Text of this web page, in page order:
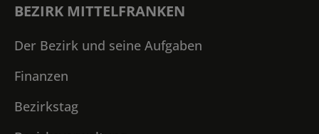
BEZIRK MITTELFRANKEN
Der Bezirk und seine Aufgaben
Finanzen
Bezirkstag